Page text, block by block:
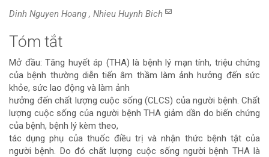
Dinh Nguyen Hoang , Nhieu Huynh Bich
Nội
dung
chính
của
bài
Tóm tắt
Mở đầu: Tăng huyết áp (THA) là bệnh lý mạn tính, triệu chứng
của bệnh thường diễn tiến âm thầm làm ảnh hưởng đến sức
khỏe, sức lao động và làm ảnh
hưởng đến chất lượng cuộc sống (CLCS) của người bệnh. Chất
lượng cuộc sống của người bệnh THA giảm dần do biến chứng
của bệnh, bệnh lý kèm theo,
tác dụng phụ của thuốc điều trị và nhận thức bệnh tật của
người bệnh. Do đó chất lượng cuộc sống người bệnh THA là